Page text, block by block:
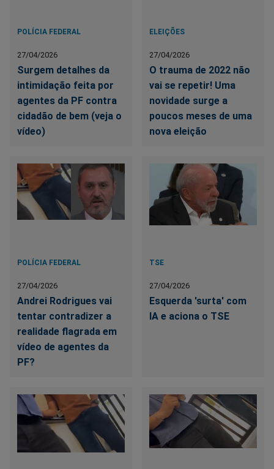
POLÍCIA FEDERAL
27/04/2026
Surgem detalhes da
intimidação feita por
agentes da PF contra
cidadão de bem (veja o
vídeo)
ELEIÇÕES
27/04/2026
O trauma de 2022 não
vai se repetir! Uma
novidade surge a
poucos meses de uma
nova eleição
POLÍCIA FEDERAL
27/04/2026
Andrei Rodrigues vai
tentar contradizer a
realidade flagrada em
vídeo de agentes da
PF?
TSE
27/04/2026
Esquerda 'surta' com
IA e aciona o TSE